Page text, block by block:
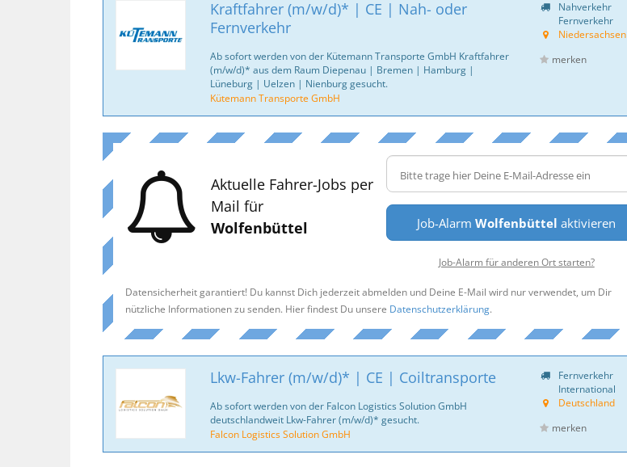
Kraftfahrer (m/w/d)* | CE | Nah- oder
Fernverkehr
Ab sofort werden von der Kütemann Transporte GmbH Kraftfahrer
(m/w/d)* aus dem Raum Diepenau | Bremen | Hamburg |
Lüneburg | Uelzen | Nienburg gesucht.
Kütemann Transporte GmbH
Nahverkehr
Fernverkehr
Niedersachsen
merken
Aktuelle Fahrer-Jobs per
Mail für
Wolfenbüttel
Job-AlarmWolfenbüttel aktivieren
Job-Alarm für anderen Ort starten?
Datensicherheit garantiert! Du kannst Dich jederzeit abmelden und Deine E-Mail wird nur verwendet, um Dir
nützliche Informationen zu senden. Hier findest Du unsere Datenschutzerklärung.
Lkw-Fahrer (m/w/d)* | CE | Coiltransporte
Ab sofort werden von der Falcon Logistics Solution GmbH
deutschlandweit Lkw-Fahrer (m/w/d)* gesucht.
Falcon Logistics Solution GmbH
Fernverkehr
International
Deutschland
merken